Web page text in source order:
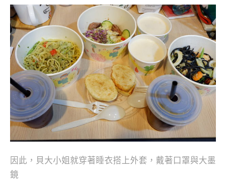
因此，貝大小姐就穿著睡衣搭上外套，戴著口罩與大墨
鏡